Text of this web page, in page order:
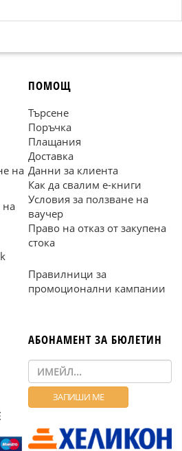
на
на
ПОМОЩ
Търсене
Поръчка
Плащания
Доставка
Данни за клиента
Как да свалим е-книги
Условия за ползване на
ваучер
Право на отказ от закупена
стока
Правилници за
промоционални кампании
АБОНАМЕНТ ЗА БЮЛЕТИН